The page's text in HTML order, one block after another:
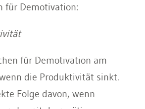
für Demotivation:
für Demotivation am
die Produktivität sinkt.
Folge davon, wenn